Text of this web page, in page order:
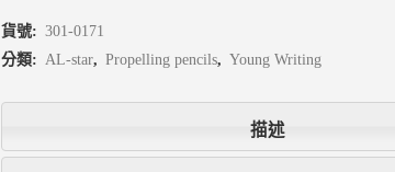
貨號: 301-0171
分類: AL-star, Propelling pencils, Young Writing
描述